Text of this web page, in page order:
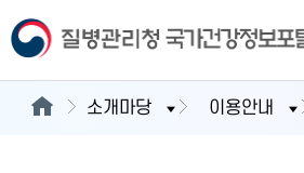
소개마당 이용안내